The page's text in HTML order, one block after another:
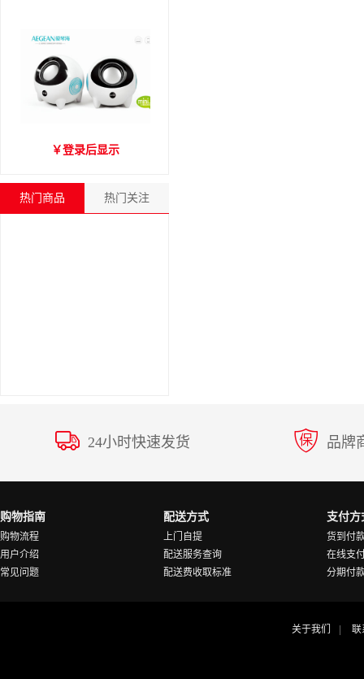
爱琴海A2000音箱
￥登录后显示
热门商品 热门关注
24小时快速发货 品牌
购物指南
购物流程
用户介绍
常见问题
配送方式
上门自提
配送服务查询
配送费收取标准
支付方
货到付
在线支
分期付
关于我们 联